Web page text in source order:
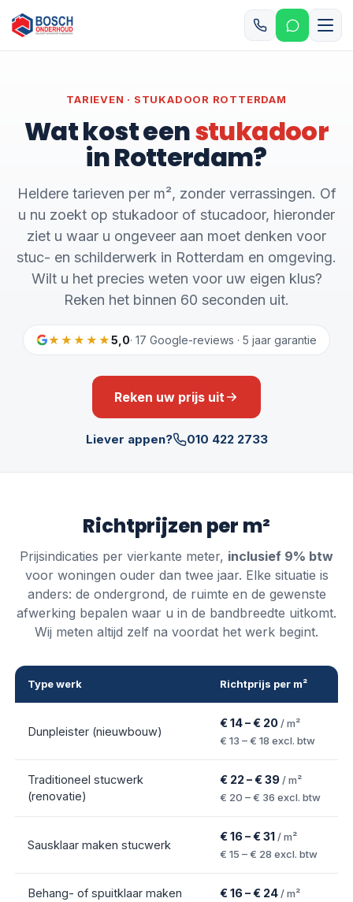
TARIEVEN · STUKADOOR ROTTERDAM
Wat kost eenstukadoor
in Rotterdam?
Heldere tarieven per m², zonder verrassingen. Of
u nu zoekt op stukadoor of stucadoor, hieronder
ziet u waar u ongeveer aan moet denken voor
stuc- en schilderwerk in Rotterdam en omgeving.
Wilt u het precies weten voor uw eigen klus?
Reken het binnen 60 seconden uit.
★★★★★5,0· 17 Google-reviews · 5 jaar garantie
Reken uw prijs uit
Liever appen? 010 422 2733
Richtprijzen per m²
Prijsindicaties per vierkante meter, inclusief 9% btw
voor woningen ouder dan twee jaar. Elke situatie is
anders: de ondergrond, de ruimte en de gewenste
afwerking bepalen waar u in de bandbreedte uitkomt.
Wij meten altijd zelf na voordat het werk begint.
Type werk Richtprijs per m²
Dunpleister (nieuwbouw)
€ 14 – € 20 / m²
€ 13 – € 18 excl. btw
Traditioneel stucwerk
(renovatie)
€ 22 – € 39 / m²
€ 20 – € 36 excl. btw
Sausklaar maken stucwerk
€ 16 – € 31 / m²
€ 15 – € 28 excl. btw
Behang- of spuitklaar maken
€ 16 – € 24 / m²